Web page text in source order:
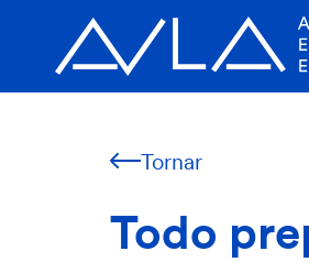
Tornar
Todo